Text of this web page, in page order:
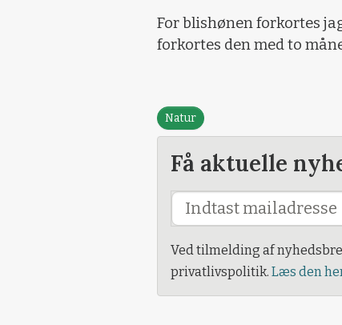
For blishønen forkortes
forkortes den med to
Natur
Få aktuelle
Ved tilmelding af
privatlivspolitik. Læs den